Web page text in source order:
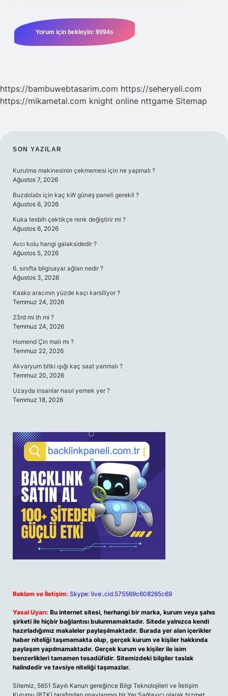
https://bambuwebtasarim.com https://seheryeli.com
https://mikametal.com knight online nttgame Sitemap
SIDEBAR
SON YAZILAR
Kurutma makinesinin çekmemesi için ne yapmalı ?
Ağustos 7, 2026
Buzdolabı için kaç kW güneş paneli gerekli ?
Ağustos 6, 2026
Kuka tesbih çektikçe renk değiştirir mi ?
Ağustos 6, 2026
Avcı kolu hangi galaksidedir ?
Ağustos 5, 2026
6. sınıfta bilgisayar ağları nedir ?
Ağustos 3, 2026
Kasko aracının yüzde kaçı karsiliyor ?
Temmuz 24, 2026
23rd mi th mi ?
Temmuz 24, 2026
Homend Çin malı mı ?
Temmuz 22, 2026
Akvaryum bitki ışığı kaç saat yanmalı ?
Temmuz 20, 2026
Uzayda insanlar nasıl yemek yer ?
Temmuz 18, 2026
Reklam ve İletişim: Skype: live:.cid.575569c608265c69
Yasal Uyarı: Bu internet sitesi, herhangi bir marka, kurum veya şahıs
şirketi ile hiçbir bağlantısı bulunmamaktadır. Sitede yalnızca kendi
hazırladığımız makaleler paylaşılmaktadır. Burada yer alan içerikler
haber niteliği taşımamakta olup, gerçek kurum ve kişiler hakkında
paylaşım yapılmamaktadır. Gerçek kurum ve kişiler ile isim
benzerlikleri tamamen tesadüfidir. Sitemizdeki bilgiler taslak
halindedir ve tavsiye niteliği taşımazlar.
Sitemiz, 5651 Sayılı Kanun gereğince Bilgi Teknolojileri ve İletişim